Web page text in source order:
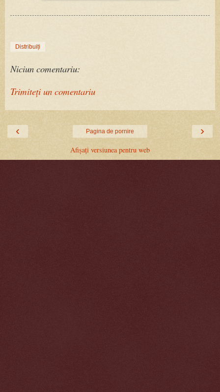
Distribuiți
Niciun comentariu:
Trimiteți un comentariu
‹ ›
Pagina de pornire
Afișați versiunea pentru web